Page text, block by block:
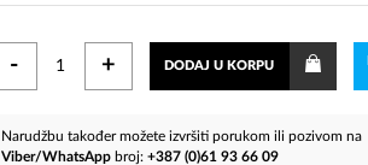
- + DODAJ U KORPU
Narudžbu također možete izvršiti porukom ili pozivom na
Viber/WhatsApp broj:+387 (0)61 93 66 09